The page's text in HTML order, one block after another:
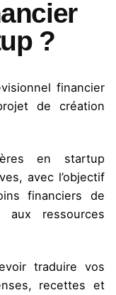
?
financier
de création
en startup
avec l’objectif
financiers de
ressources
traduire vos
recettes et